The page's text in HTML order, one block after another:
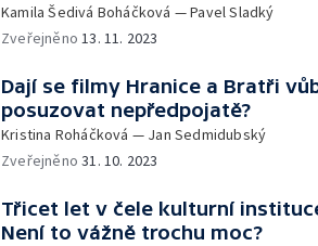
Kamila Šedivá Boháčková — Pavel Sladký
Zveřejněno13. 11. 2023
Dají se filmy Hranice a Bratři
posuzovat nepředpojatě?
Kristina Roháčková — Jan Sedmidubský
Zveřejněno31. 10. 2023
Třicet let v čele kulturní
Není to vážně trochu moc?